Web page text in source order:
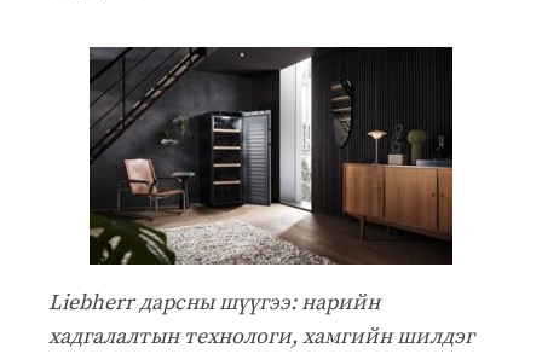
Liebherr дарсны шүүгээ: нарийн
хадгалалтын технологи, хамгийн шилдэг